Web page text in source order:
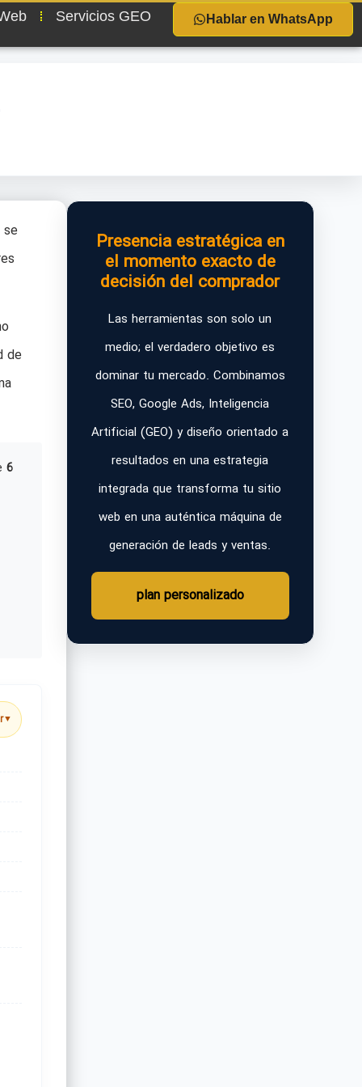
Servicios GEO Hablar en WhatsApp
se
de
6
▼
Presencia estratégica en
el momento exacto de
decisión del comprador
Las herramientas son solo un
medio; el verdadero objetivo es
dominar tu mercado. Combinamos
SEO, Google Ads, Inteligencia
Artificial (GEO) y diseño orientado a
resultados en una estrategia
integrada que transforma tu sitio
web en una auténtica máquina de
generación de leads y ventas.
plan personalizado